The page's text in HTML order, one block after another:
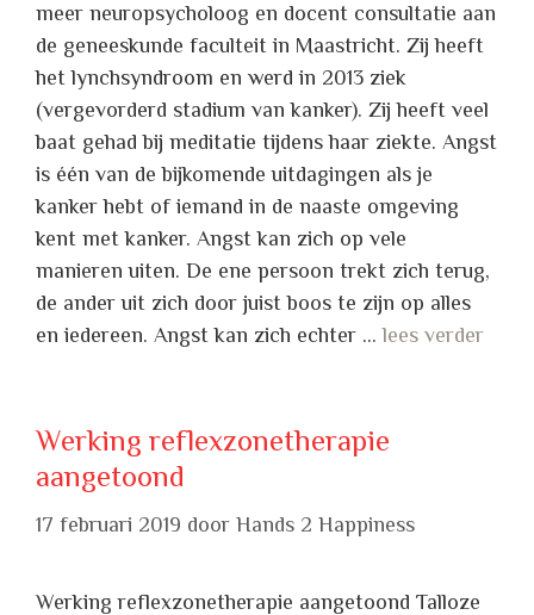
meer neuropsycholoog en docent consultatie aan
de geneeskunde faculteit in Maastricht. Zij heeft
het lynchsyndroom en werd in 2013 ziek
(vergevorderd stadium van kanker). Zij heeft veel
baat gehad bij meditatie tijdens haar ziekte. Angst
is één van de bijkomende uitdagingen als je
kanker hebt of iemand in de naaste omgeving
kent met kanker. Angst kan zich op vele
manieren uiten. De ene persoon trekt zich terug,
de ander uit zich door juist boos te zijn op alles
en iedereen. Angst kan zich echter …lees verder
Werking reflexzonetherapie
aangetoond
17 februari 2019 door Hands 2 Happiness
Werking reflexzonetherapie aangetoond Talloze